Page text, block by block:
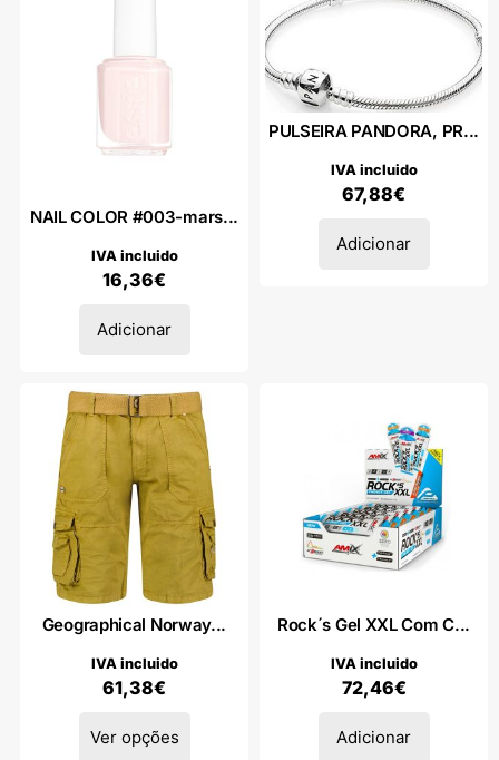
NAIL COLOR #003-mars...
16,36€
IVA incluido
Adicionar
PULSEIRA PANDORA, PR...
67,88€
IVA incluido
Adicionar
Geographical Norway...
61,38€
IVA incluido
Ver opções
Rock´s Gel XXL Com C...
72,46€
IVA incluido
Adicionar